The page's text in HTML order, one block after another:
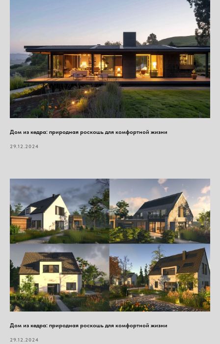
Дом из кедра: природная роскошь для комфортной жизни
29.12.2024
Дом из кедра: природная роскошь для комфортной жизни
29.12.2024